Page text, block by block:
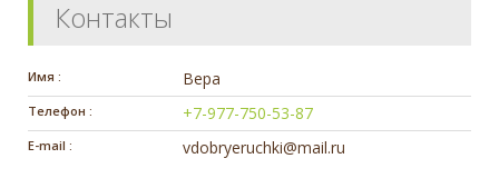
Контакты
Имя : Вера
Телефон : +7-977-750-53-87
E-mail : vdobryeruchki@mail.ru